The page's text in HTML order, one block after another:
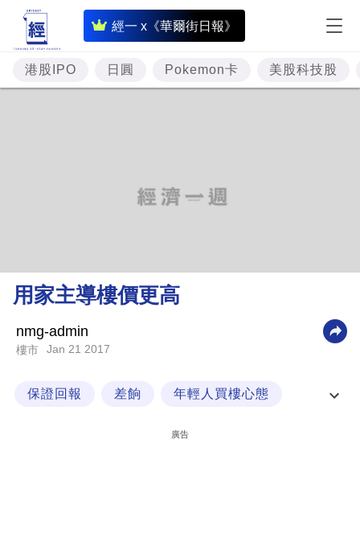
經一 x《華爾街日報》
即
時
財
經
理
財
業
港股IPO 日圓 Pokemon卡 美股科技股
用家主導樓價更高
nmg-admin
樓市 Jan 21 2017
保證回報 差餉 年輕人買樓心態
廣告